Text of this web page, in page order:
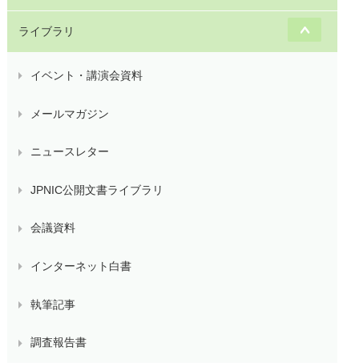
ライブラリ
イベント・講演会資料
メールマガジン
ニュースレター
JPNIC公開文書ライブラリ
会議資料
インターネット白書
執筆記事
調査報告書